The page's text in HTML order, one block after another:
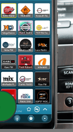
Don't Wanna Go Home (Don't Wanna Go Home) [Instrumental]